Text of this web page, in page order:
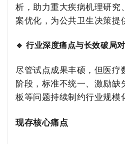
析，助力重大疾病机理研究
案优化，为公共卫生决策提
🔹 行业深度痛点与长效破局
尽管试点成果丰硕，但医疗
阶段，标准不统一、激励缺
板等问题持续制约行业规模
现存核心痛点